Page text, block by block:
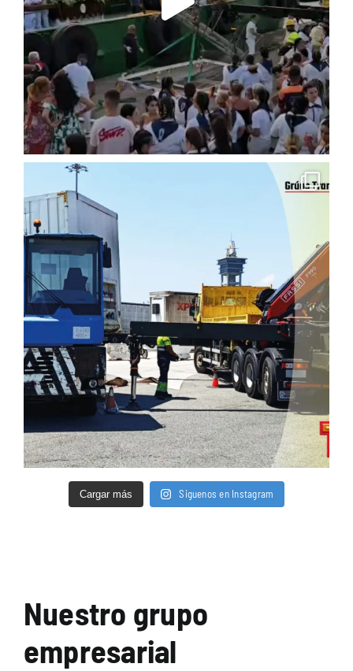
Cargar más Siguenos en Instagram
Nuestro grupo
empresarial